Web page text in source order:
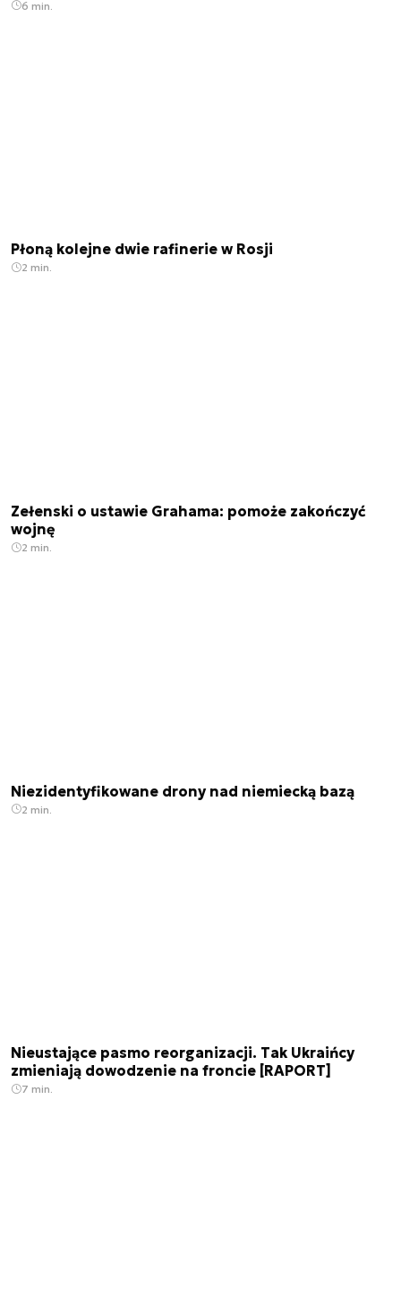
6 min.
Płoną kolejne dwie rafinerie w Rosji
2 min.
Zełenski o ustawie Grahama: pomoże zakończyć
wojnę
2 min.
Niezidentyfikowane drony nad niemiecką bazą
2 min.
Nieustające pasmo reorganizacji. Tak Ukraińcy
zmieniają dowodzenie na froncie [RAPORT]
7 min.